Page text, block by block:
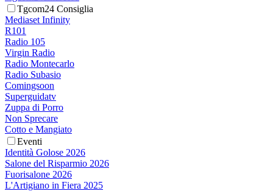
Tgcom24 Consiglia
Mediaset Infinity
R101
Radio 105
Virgin Radio
Radio Montecarlo
Radio Subasio
Comingsoon
Superguidatv
Zuppa di Porro
Non Sprecare
Cotto e Mangiato
Eventi
Identità Golose 2026
Salone del Risparmio 2026
Fuorisalone 2026
L'Artigiano in Fiera 2025